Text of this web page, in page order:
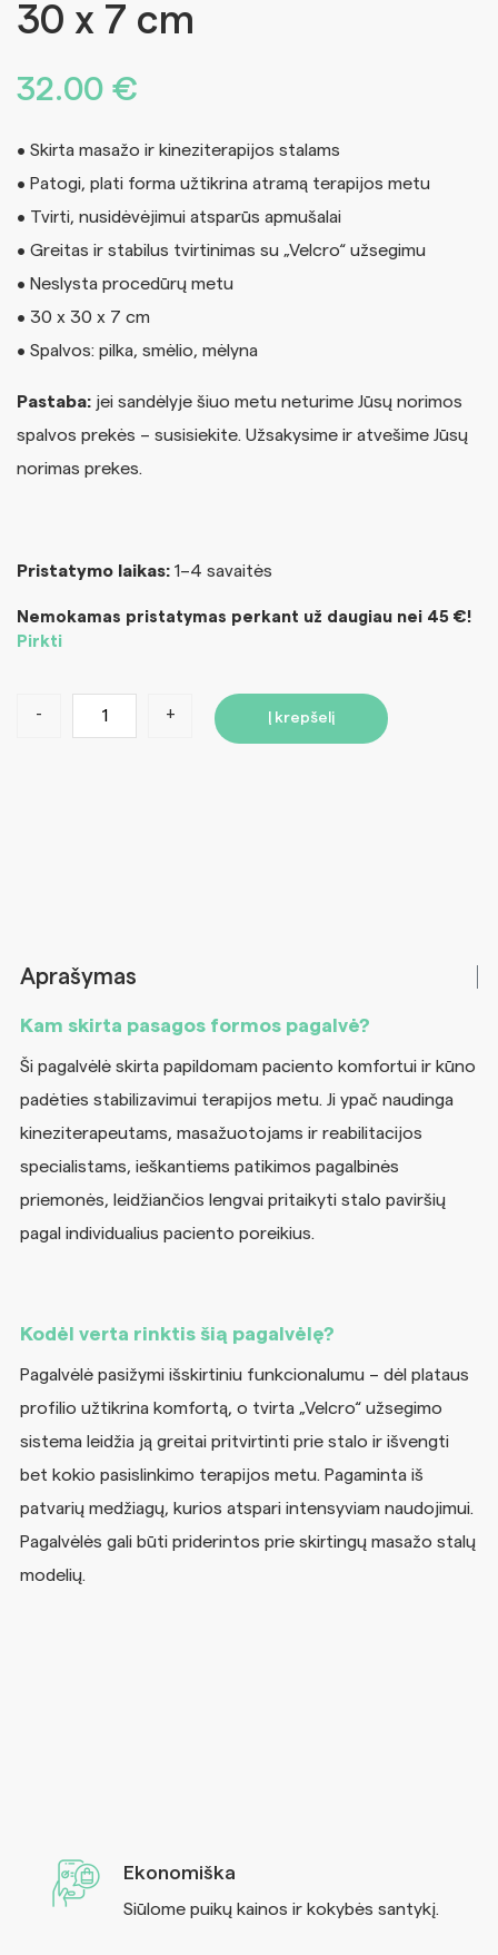
30 x 7 cm
32.00 €
• Skirta masažo ir kineziterapijos stalams
• Patogi, plati forma užtikrina atramą terapijos metu
• Tvirti, nusidėvėjimui atsparūs apmušalai
• Greitas ir stabilus tvirtinimas su „Velcro“ užsegimu
• Neslysta procedūrų metu
• 30 x 30 x 7 cm
• Spalvos: pilka, smėlio, mėlyna
Pastaba: jei sandėlyje šiuo metu neturime Jūsų norimos
spalvos prekės – susisiekite. Užsakysime ir atvešime Jūsų
norimas prekes.
Pristatymo laikas: 1–4 savaitės
Nemokamas pristatymas perkant už daugiau nei 45 €!
Pirkti
- + Į krepšelį
Aprašymas
Kam skirta pasagos formos pagalvė?
Ši pagalvėlė skirta papildomam paciento komfortui ir kūno
padėties stabilizavimui terapijos metu. Ji ypač naudinga
kineziterapeutams, masažuotojams ir reabilitacijos
specialistams, ieškantiems patikimos pagalbinės
priemonės, leidžiančios lengvai pritaikyti stalo paviršių
pagal individualius paciento poreikius.
Kodėl verta rinktis šią pagalvėlę?
Pagalvėlė pasižymi išskirtiniu funkcionalumu – dėl plataus
profilio užtikrina komfortą, o tvirta „Velcro“ užsegimo
sistema leidžia ją greitai pritvirtinti prie stalo ir išvengti
bet kokio pasislinkimo terapijos metu. Pagaminta iš
patvarių medžiagų, kurios atspari intensyviam naudojimui.
Pagalvėlės gali būti priderintos prie skirtingų masažo stalų
modelių.
Ekonomiška
Siūlome puikų kainos ir kokybės santykį.